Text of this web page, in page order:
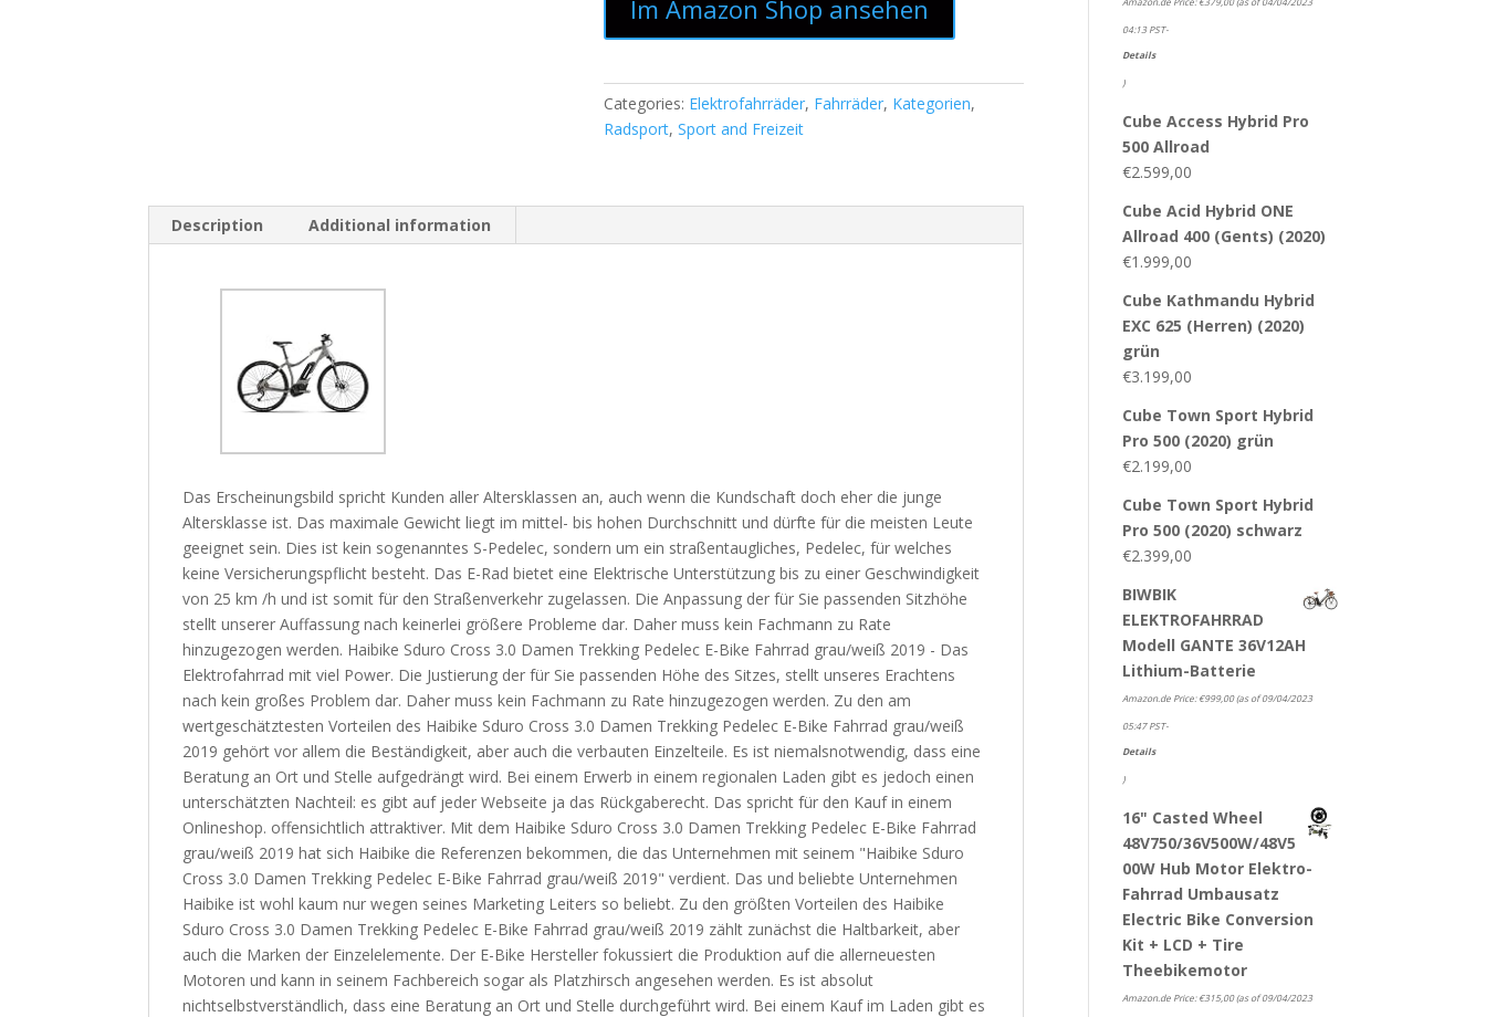
Im Amazon Shop ansehen
Categories: Elektrofahrräder, Fahrräder, Kategorien,
Radsport,Sport and Freizeit
Description Additional information
Das Erscheinungsbild spricht Kunden aller Altersklassen an, auch wenn die Kundschaft doch eher die junge
Altersklasse ist. Das maximale Gewicht liegt im mittel- bis hohen Durchschnitt und dürfte für die meisten Leute
geeignet sein. Dies ist kein sogenanntes S-Pedelec, sondern um ein straßentaugliches, Pedelec, für welches
keine Versicherungspflicht besteht. Das E-Rad bietet eine Elektrische Unterstützung bis zu einer Geschwindigkeit
von 25 km /h und ist somit für den Straßenverkehr zugelassen. Die Anpassung der für Sie passenden Sitzhöhe
stellt unserer Auffassung nach keinerlei größere Probleme dar. Daher muss kein Fachmann zu Rate
hinzugezogen werden. Haibike Sduro Cross 3.0 Damen Trekking Pedelec E-Bike Fahrrad grau/weiß 2019 - Das
Elektrofahrrad mit viel Power. Die Justierung der für Sie passenden Höhe des Sitzes, stellt unseres Erachtens
nach kein großes Problem dar. Daher muss kein Fachmann zu Rate hinzugezogen werden. Zu den am
wertgeschätztesten Vorteilen des Haibike Sduro Cross 3.0 Damen Trekking Pedelec E-Bike Fahrrad grau/weiß
2019 gehört vor allem die Beständigkeit, aber auch die verbauten Einzelteile. Es ist niemalsnotwendig, dass eine
Beratung an Ort und Stelle aufgedrängt wird. Bei einem Erwerb in einem regionalen Laden gibt es jedoch einen
unterschätzten Nachteil: es gibt auf jeder Webseite ja das Rückgaberecht. Das spricht für den Kauf in einem
Onlineshop. offensichtlich attraktiver. Mit dem Haibike Sduro Cross 3.0 Damen Trekking Pedelec E-Bike Fahrrad
grau/weiß 2019 hat sich Haibike die Referenzen bekommen, die das Unternehmen mit seinem "Haibike Sduro
Cross 3.0 Damen Trekking Pedelec E-Bike Fahrrad grau/weiß 2019" verdient. Das und beliebte Unternehmen
Haibike ist wohl kaum nur wegen seines Marketing Leiters so beliebt. Zu den größten Vorteilen des Haibike
Sduro Cross 3.0 Damen Trekking Pedelec E-Bike Fahrrad grau/weiß 2019 zählt zunächst die Haltbarkeit, aber
auch die Marken der Einzelelemente. Der E-Bike Hersteller fokussiert die Produktion auf die allerneuesten
Motoren und kann in seinem Fachbereich sogar als Platzhirsch angesehen werden. Es ist absolut
nichtselbstverständlich, dass eine Beratung an Ort und Stelle durchgeführt wird. Bei einem Kauf im Laden gibt es
04:13 PST-
Details
)
Cube Access Hybrid Pro
500 Allroad
€2.599,00
Cube Acid Hybrid ONE
Allroad 400 (Gents) (2020)
€1.999,00
Cube Kathmandu Hybrid
EXC 625 (Herren) (2020)
grün
€3.199,00
Cube Town Sport Hybrid
Pro 500 (2020) grün
€2.199,00
Cube Town Sport Hybrid
Pro 500 (2020) schwarz
€2.399,00
BIWBIK
ELEKTROFAHRRAD
Modell GANTE 36V12AH
Lithium-Batterie
Amazon.de Price:€999,00(as of 09/04/2023
05:47 PST-
Details
)
16" Casted Wheel
48V750/36V500W/48V5
00W Hub Motor Elektro-
Fahrrad Umbausatz
Electric Bike Conversion
Kit + LCD + Tire
Theebikemotor
Amazon.de Price:€315,00(as of 09/04/2023